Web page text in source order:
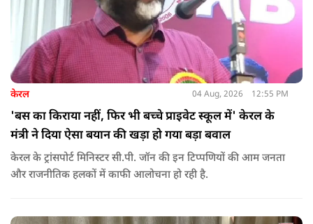
केरल 04 Aug, 2026 12:55 PM
'बस का किराया नहीं, फिर भी बच्चे प्राइवेट स्कूल में' केरल के
मंत्री ने दिया ऐसा बयान की खड़ा हो गया बड़ा बवाल
केरल के ट्रांसपोर्ट मिनिस्टर सी.पी. जॉन की इन टिप्पणियों की आम जनता
और राजनीतिक हलकों में काफी आलोचना हो रही है.